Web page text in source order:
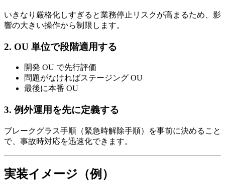
いきなり厳格化しすぎると業務停止リスクが高まるため、影
響の大きい操作から制限します。
2. OU 単位で段階適用する
開発 OU で先行評価
問題がなければステージング OU
最後に本番 OU
3. 例外運用を先に定義する
ブレークグラス手順（緊急時解除手順）を事前に決めること
で、事故時対応を迅速化できます。
実装イメージ（例）